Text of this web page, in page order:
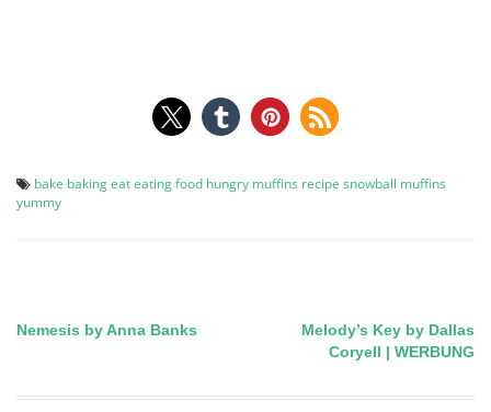
bake bakingeateatingfood hungry muffins recipe snowball muffins
yummy
Post
navigation
Nemesis by Anna Banks
Melody’s Key by Dallas
Coryell | WERBUNG